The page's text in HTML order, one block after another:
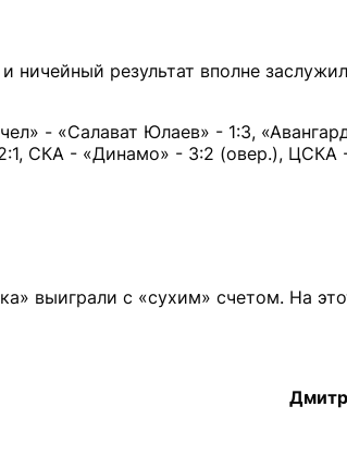
ничейный результат вполне
- «Салават Юлаев» - 1:3,
СКА - «Динамо» - 3:2 (овер.), ЦСКА
выиграли с «сухим» счетом. На